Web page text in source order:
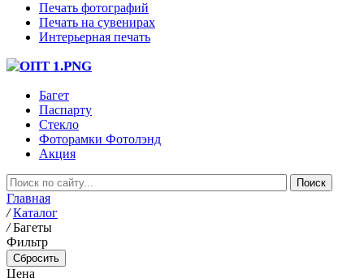
Печать фотографий
Печать на сувенирах
Интерьерная печать
Багет
Паспарту
Стекло
Фоторамки Фотолэнд
Акция
Главная
/ Каталог
/ Багеты
Фильтр
Цена